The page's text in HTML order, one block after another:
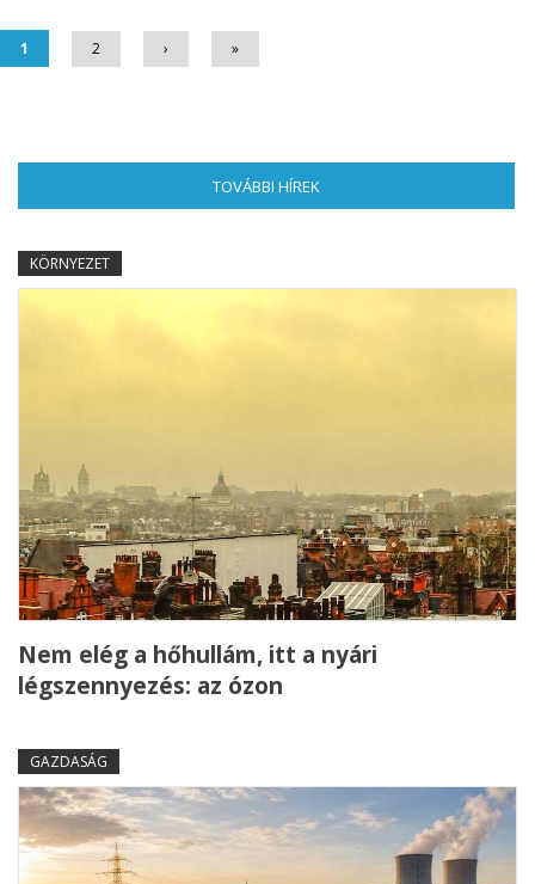
1 2 › »
TOVÁBBI HÍREK
KÖRNYEZET
Nem elég a hőhullám, itt a nyári
légszennyezés: az ózon
GAZDASÁG